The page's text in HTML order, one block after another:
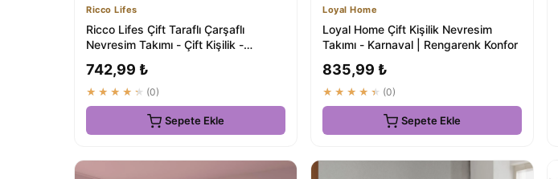
Ricco Lifes
Ricco Lifes Çift Taraflı Çarşaflı
Nevresim Takımı - Çift Kişilik -
742,99 ₺
★★★★★ (0)
Sepete Ekle
Loyal Home
Loyal Home Çift Kişilik Nevresim
Takımı - Karnaval | Rengarenk Konfor
835,99 ₺
★★★★★ (0)
Sepete Ekle